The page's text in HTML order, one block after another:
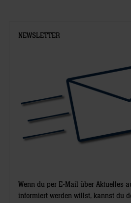
NEWSLETTER
Wenn du per E-Mail über Aktuelles
informiert werden willst, kannst du